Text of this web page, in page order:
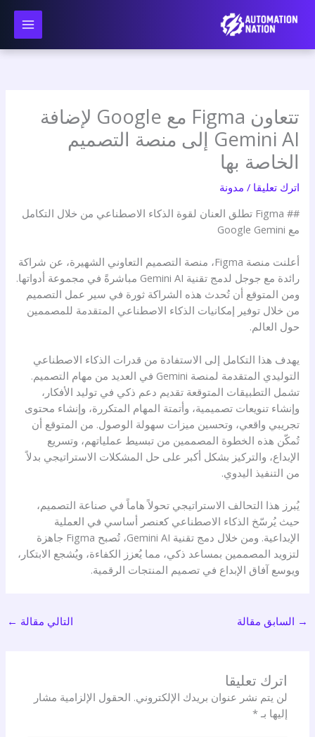
تتعاون Figma مع Google لإضافة
Gemini AI إلى منصة التصميم
الخاصة بها
اترك تعليقا / مدونة
## Figma تطلق العنان لقوة الذكاء الاصطناعي من خلال التكامل
مع Google Gemini
أعلنت منصة Figma، منصة التصميم التعاوني الشهيرة، عن شراكة
رائدة مع جوجل لدمج تقنية Gemini AI مباشرةً في مجموعة أدواتها.
ومن المتوقع أن تُحدث هذه الشراكة ثورة في سير عمل التصميم
من خلال توفير إمكانيات الذكاء الاصطناعي المتقدمة للمصممين
حول العالم.
يهدف هذا التكامل إلى الاستفادة من قدرات الذكاء الاصطناعي
التوليدي المتقدمة لمنصة Gemini في العديد من مهام التصميم.
تشمل التطبيقات المتوقعة تقديم دعم ذكي في توليد الأفكار،
وإنشاء تنويعات تصميمية، وأتمتة المهام المتكررة، وإنشاء محتوى
تجريبي واقعي، وتحسين ميزات سهولة الوصول. من المتوقع أن
تُمكّن هذه الخطوة المصممين من تبسيط عملياتهم، وتسريع
الإبداع، والتركيز بشكل أكبر على حل المشكلات الاستراتيجي بدلاً
من التنفيذ اليدوي.
يُبرز هذا التحالف الاستراتيجي تحولاً هاماً في صناعة التصميم،
حيث يُرسّخ الذكاء الاصطناعي كعنصر أساسي في العملية
الإبداعية. ومن خلال دمج تقنية Gemini AI، تُصبح Figma جاهزة
لتزويد المصممين بمساعد ذكي، مما يُعزز الكفاءة، ويُشجع الابتكار،
ويوسع آفاق الإبداع في تصميم المنتجات الرقمية.
→ السابق مقالة التالي مقالة ←
اترك تعليقا
لن يتم نشر عنوان بريدك الإلكتروني. الحقول الإلزامية مشار
إليها بـ*